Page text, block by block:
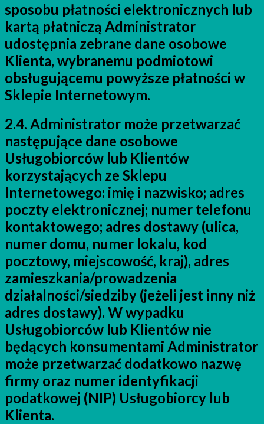
sposobu płatności elektronicznych lub
kartą płatniczą Administrator
udostępnia zebrane dane osobowe
Klienta, wybranemu podmiotowi
obsługującemu powyższe płatności w
Sklepie Internetowym.
2.4. Administrator może przetwarzać
następujące dane osobowe
Usługobiorców lub Klientów
korzystających ze Sklepu
Internetowego: imię i nazwisko; adres
poczty elektronicznej; numer telefonu
kontaktowego; adres dostawy (ulica,
numer domu, numer lokalu, kod
pocztowy, miejscowość, kraj), adres
zamieszkania/prowadzenia
działalności/siedziby (jeżeli jest inny niż
adres dostawy). W wypadku
Usługobiorców lub Klientów nie
będących konsumentami Administrator
może przetwarzać dodatkowo nazwę
firmy oraz numer identyfikacji
podatkowej (NIP) Usługobiorcy lub
Klienta.